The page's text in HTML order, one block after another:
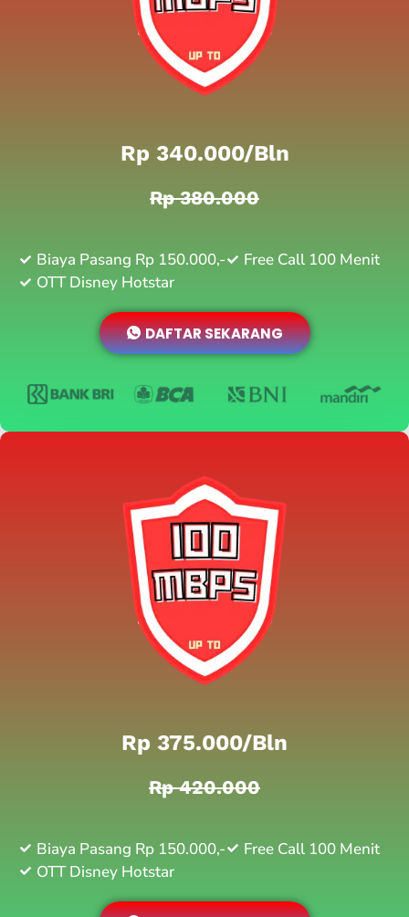
Rp 340.000/bln
Rp 380.000
Biaya Pasang Rp 150.000,-
Free Call 100 Menit
OTT Disney Hotstar
DAFTAR SEKARANG
Rp 375.000/bln
Rp 420.000
Biaya Pasang Rp 150.000,-
Free Call 100 Menit
OTT Disney Hotstar